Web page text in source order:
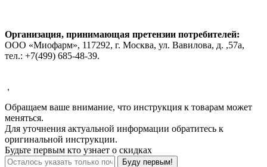
Организация, принимающая претензии потребителей:
ООО «Миофарм», 117292, г. Москва, ул. Вавилова, д. ,57а,
тел.: +7(499) 685-48-39.
,
Обращаем ваше внимание, что инструкция к товарам может
меняться.
Для уточнения актуальной информации обратитесь к
оригинальной инструкции.
Будьте первым кто узнает о скидках
Буду первым!